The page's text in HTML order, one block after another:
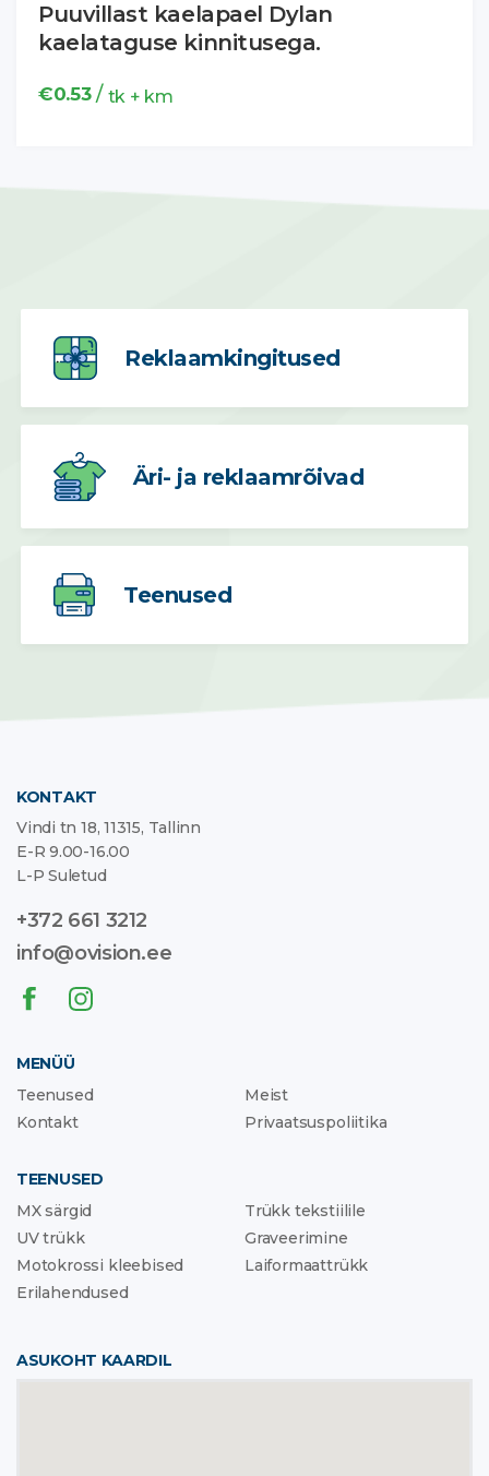
Puuvillast kaelapael Dylan
kaelataguse kinnitusega.
€0.53/ tk + km
Reklaamkingitused
Äri- ja reklaamrõivad
Teenused
KONTAKT
Vindi tn 18, 11315, Tallinn
E-R 9.00-16.00
L-P Suletud
+372 661 3212
info@ovision.ee
MENÜÜ
Teenused
Meist
Kontakt
Privaatsuspoliitika
TEENUSED
MX särgid
Trükk tekstiilile
UV trükk
Graveerimine
Motokrossi kleebised
Laiformaattrükk
Erilahendused
ASUKOHT KAARDIL